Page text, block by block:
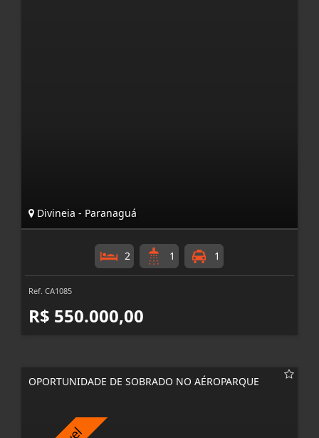
Divineia - Paranaguá
2 1 1
Ref. CA1085
R$ 550.000,00
OPORTUNIDADE DE SOBRADO NO AÉROPARQUE